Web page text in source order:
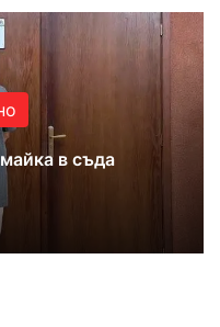
ub
e
ra
в съда